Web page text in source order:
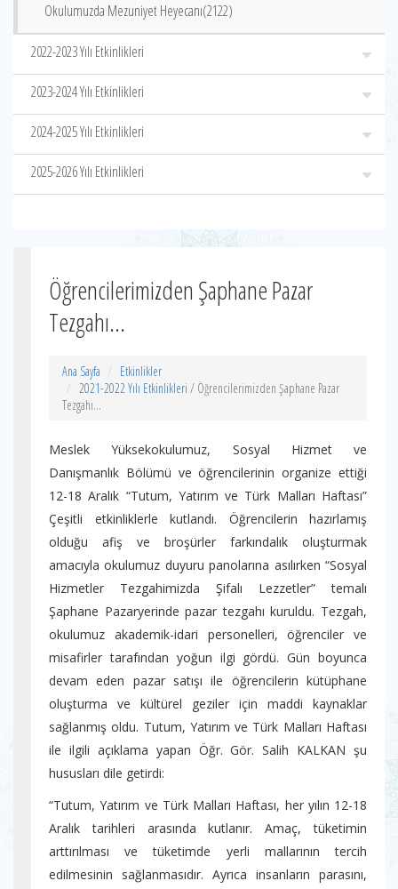
Okulumuzda Mezuniyet Heyecanı(2122)
2022-2023 Yılı Etkinlikleri
2023-2024 Yılı Etkinlikleri
2024-2025 Yılı Etkinlikleri
2025-2026 Yılı Etkinlikleri
Öğrencilerimizden Şaphane Pazar
Tezgahı...
Ana Sayfa
Etkinlikler
2021-2022 Yılı Etkinlikleri / Öğrencilerimizden Şaphane Pazar
Tezgahı...
Meslek Yüksekokulumuz, Sosyal Hizmet ve
Danışmanlık Bölümü ve öğrencilerinin organize ettiği
12-18 Aralık “Tutum, Yatırım ve Türk Malları Haftası”
Çeşitli etkinliklerle kutlandı. Öğrencilerin hazırlamış
olduğu afiş ve broşürler farkındalık oluşturmak
amacıyla okulumuz duyuru panolarına asılırken “Sosyal
Hizmetler Tezgahimizda Şifalı Lezzetler” temalı
Şaphane Pazaryerinde pazar tezgahı kuruldu. Tezgah,
okulumuz akademik-idari personelleri, öğrenciler ve
misafirler tarafından yoğun ilgi gördü. Gün boyunca
devam eden pazar satışı ile öğrencilerin kütüphane
oluşturma ve kültürel geziler için maddi kaynaklar
sağlanmış oldu. Tutum, Yatırım ve Türk Malları Haftası
ile ilgili açıklama yapan Öğr. Gör. Salih KALKAN şu
hususları dile getirdi:
“Tutum, Yatırım ve Türk Malları Haftası, her yılın 12-18
Aralık tarihleri arasında kutlanır. Amaç, tüketimin
arttırılması ve tüketimde yerli mallarının tercih
edilmesinin sağlanmasıdır. Ayrıca insanların parasını,